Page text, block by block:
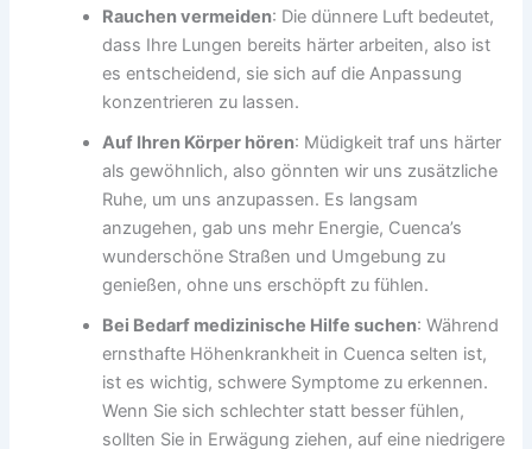
Rauchen vermeiden: Die dünnere Luft bedeutet,
dass Ihre Lungen bereits härter arbeiten, also ist
es entscheidend, sie sich auf die Anpassung
konzentrieren zu lassen.
Auf Ihren Körper hören: Müdigkeit traf uns härter
als gewöhnlich, also gönnten wir uns zusätzliche
Ruhe, um uns anzupassen. Es langsam
anzugehen, gab uns mehr Energie, Cuenca’s
wunderschöne Straßen und Umgebung zu
genießen, ohne uns erschöpft zu fühlen.
Bei Bedarf medizinische Hilfe suchen: Während
ernsthafte Höhenkrankheit in Cuenca selten ist,
ist es wichtig, schwere Symptome zu erkennen.
Wenn Sie sich schlechter statt besser fühlen,
sollten Sie in Erwägung ziehen, auf eine niedrigere